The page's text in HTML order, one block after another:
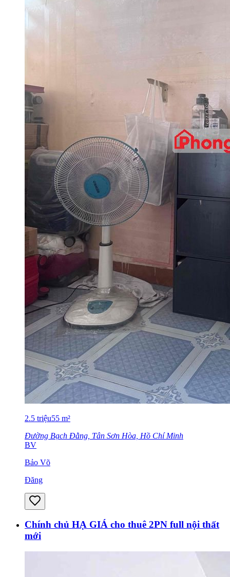
2.5 triệu55 m²
Đường Bạch Đằng, Tân Sơn Hòa, Hồ Chí Minh
BV
Bảo Võ
Đăng
Chính chủ HẠ GIÁ cho thuê 2PN full nội thất
mới